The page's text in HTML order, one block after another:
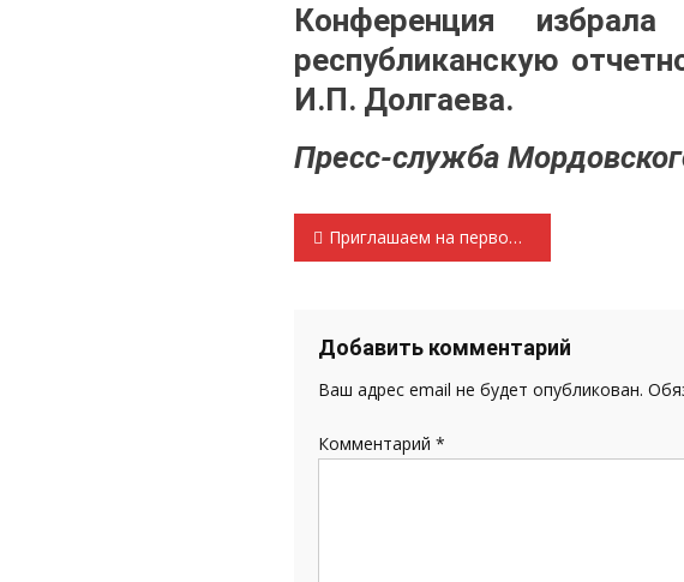
Конференция
республиканскую
И.П. Долгаева.
Пресс-служба
Навигация
записям
Приглашаем на первомайскую демонстрацию!
Добавить комментарий
Ваш адрес email не будет опубликован.
Комментарий *